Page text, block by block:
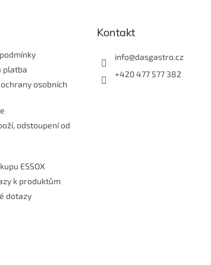
i
u
platba
osobních
odstoupení od
ESSOX
k produktům
dotazy
Kontakt
info@dasgastro.cz
+420 477 577 382